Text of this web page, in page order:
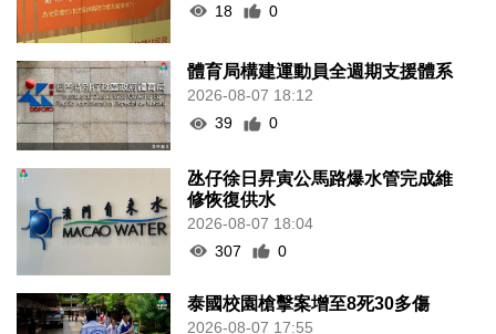
18
0
體育局構建運動員全週期支援體系
2026-08-07 18:12
39
0
氹仔徐日昇寅公馬路爆水管完成維
修恢復供水
2026-08-07 18:04
307
0
泰國校園槍擊案增至8死30多傷
2026-08-07 17:55